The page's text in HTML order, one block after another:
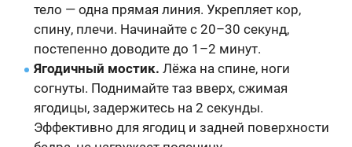
тело — одна прямая линия. Укрепляет кор,
спину, плечи. Начинайте с 20–30 секунд,
постепенно доводите до 1–2 минут.
Ягодичный мостик. Лёжа на спине, ноги
согнуты. Поднимайте таз вверх, сжимая
ягодицы, задержитесь на 2 секунды.
Эффективно для ягодиц и задней поверхности